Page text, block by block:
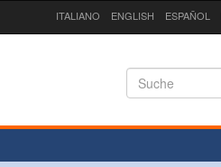
ITALIANO ENGLISH ESPAÑOL